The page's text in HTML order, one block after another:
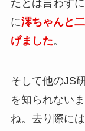
たとは言わず
に澪ちゃんと
げました。
そして他のJS
を知られない
ね。去り際に